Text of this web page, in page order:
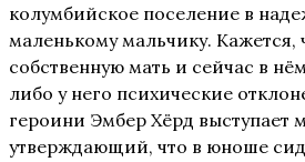
колумбийское поселение в
маленькому мальчику. Кажется,
собственную мать и сейчас в
либо у него психические
героини Эмбер Хёрд выступает
утверждающий, что в юноше